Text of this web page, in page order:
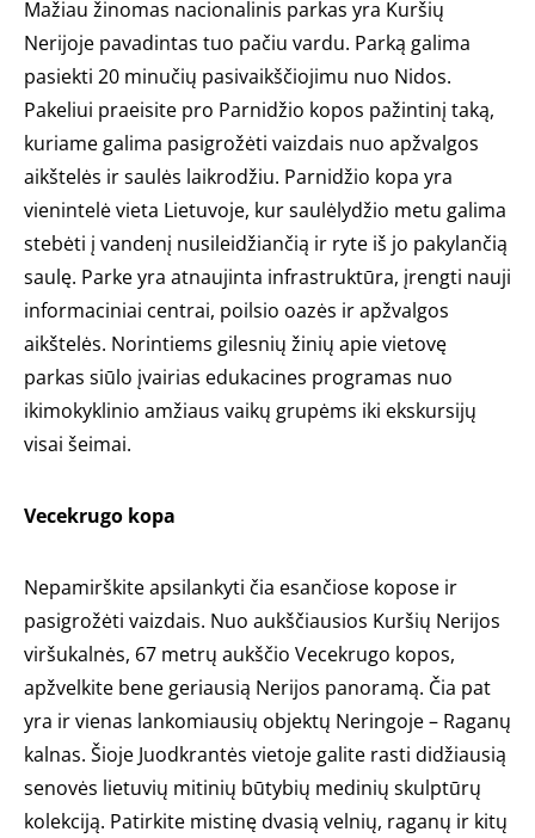
Mažiau žinomas nacionalinis parkas yra Kuršių
Nerijoje pavadintas tuo pačiu vardu. Parką galima
pasiekti 20 minučių pasivaikščiojimu nuo Nidos.
Pakeliui praeisite pro Parnidžio kopos pažintinį taką,
kuriame galima pasigrožėti vaizdais nuo apžvalgos
aikštelės ir saulės laikrodžiu. Parnidžio kopa yra
vienintelė vieta Lietuvoje, kur saulėlydžio metu galima
stebėti į vandenį nusileidžiančią ir ryte iš jo pakylančią
saulę. Parke yra atnaujinta infrastruktūra, įrengti nauji
informaciniai centrai, poilsio oazės ir apžvalgos
aikštelės. Norintiems gilesnių žinių apie vietovę
parkas siūlo įvairias edukacines programas nuo
ikimokyklinio amžiaus vaikų grupėms iki ekskursijų
visai šeimai.
Vecekrugo kopa
Nepamirškite apsilankyti čia esančiose kopose ir
pasigrožėti vaizdais. Nuo aukščiausios Kuršių Nerijos
viršukalnės, 67 metrų aukščio Vecekrugo kopos,
apžvelkite bene geriausią Nerijos panoramą. Čia pat
yra ir vienas lankomiausių objektų Neringoje – Raganų
kalnas. Šioje Juodkrantės vietoje galite rasti didžiausią
senovės lietuvių mitinių būtybių medinių skulptūrų
kolekciją. Patirkite mistinę dvasią velnių, raganų ir kitų